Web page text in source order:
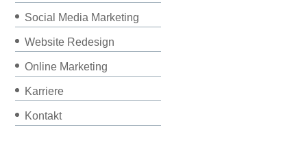
Social Media Marketing
Website Redesign
Online Marketing
Karriere
Kontakt